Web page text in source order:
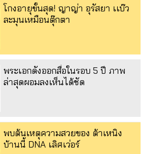
โกงอายุขั้นสุด! ญาญ่า อุรัสยา เเบ๊ว
ละมุนเหมือนตุ๊กตา
พระเอกดังออกสื่อในรอบ 5 ปี ภาพ
ล่าสุดผอมลงเห็นได้ชัด
พบต้นเหตุความสวยของ ต้าเหนิง
บ้านนี้ DNA เลิศเว่อร์